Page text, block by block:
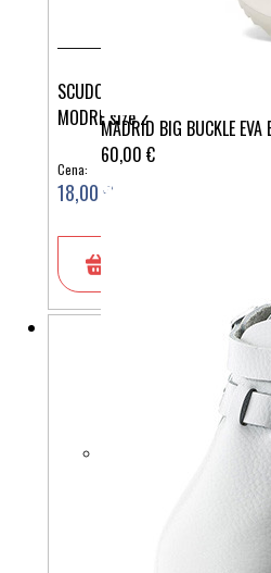
MADRID BIG BUCKLE EVA
60,00 €
SCUDOTEX 450 DOKOLENKE
MODRE size 2
Cena:
18,00 €